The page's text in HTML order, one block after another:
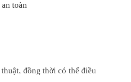
toàn
đồng thời có thể điều